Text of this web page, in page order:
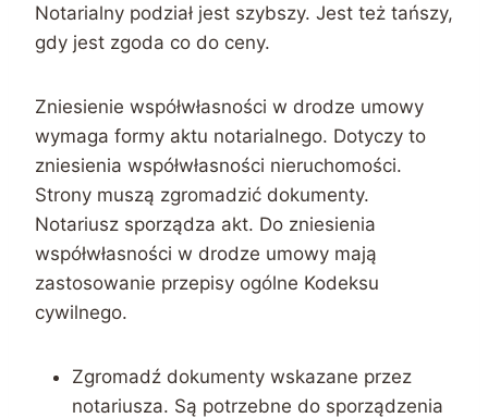
Notarialny podział jest szybszy. Jest też tańszy,
gdy jest zgoda co do ceny.
Zniesienie współwłasności w drodze umowy
wymaga formy aktu notarialnego. Dotyczy to
zniesienia współwłasności nieruchomości.
Strony muszą zgromadzić dokumenty.
Notariusz sporządza akt. Do zniesienia
współwłasności w drodze umowy mają
zastosowanie przepisy ogólne Kodeksu
cywilnego.
Zgromadź dokumenty wskazane przez
notariusza. Są potrzebne do sporządzenia